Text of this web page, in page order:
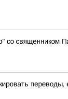
со священником